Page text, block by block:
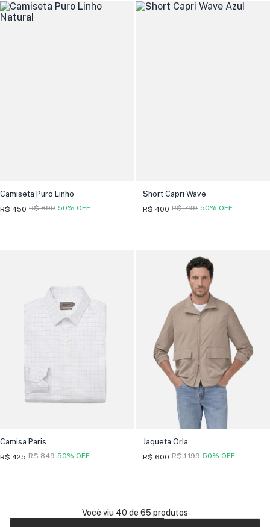
Camiseta Puro Linho
R$ 450 50% OFF
R$ 899
Short Capri Wave
R$ 400 50% OFF
R$ 799
Camisa Paris
R$ 425 50% OFF
R$ 849
Jaqueta Orla
R$ 600 50% OFF
R$ 1.199
Você viu 40 de 65 produtos